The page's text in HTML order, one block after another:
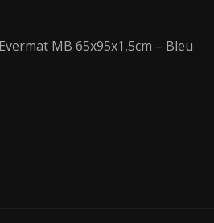
MB 65x95x1,5cm – Bleu